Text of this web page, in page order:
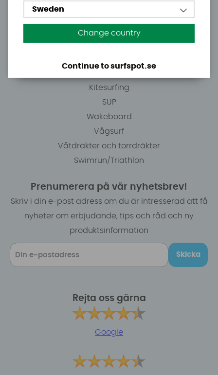
E-post: info@surfspot.se
Kitesurfing
SUP
Wakeboard
Vågsurf
Våtdräkter och torrdräkter
Swimrun/Triathlon
Prenumerera på vår nyhetsbrev!
Skriv i din e-post adress om du är intresserad att få
nyheter om erbjudande, tips och råd och ny
produktsinformation
Skicka
Rejta oss gärna
Google
Sweden
Change country
Continue to surfspot.se